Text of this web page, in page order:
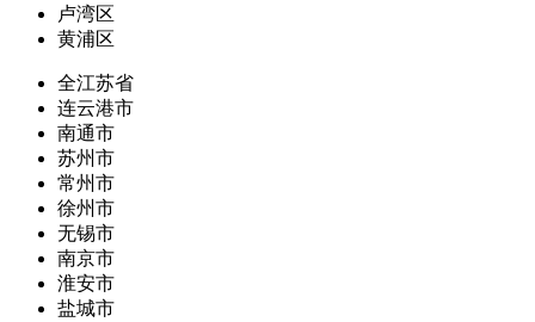
卢湾区
黄浦区
全江苏省
连云港市
南通市
苏州市
常州市
徐州市
无锡市
南京市
淮安市
盐城市